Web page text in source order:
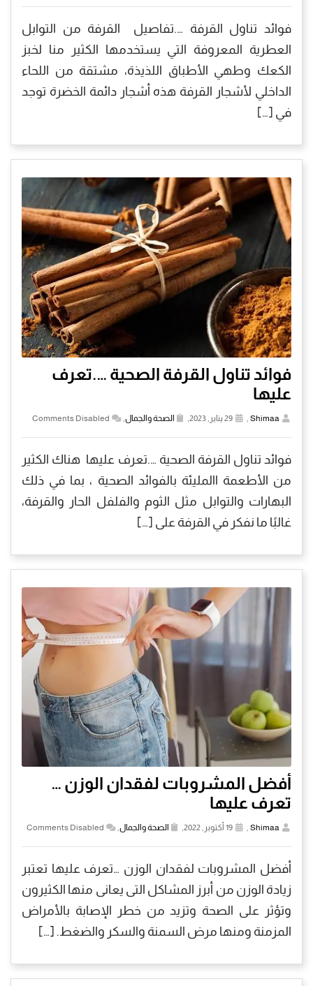
فوائد تناول القرفة ….تفاصيل القرفة من التوابل
العطرية المعروفة التي يستخدمها الكثير منا لخبز
الكعك وطهي الأطباق اللذيذة، مشتقة من اللحاء
الداخلي لأشجار القرفة هذه أشجار دائمة الخضرة توجد
في […]
فوائد تناول القرفة الصحية ….تعرف
عليها
Shimaa الصحة والجمال Comments Disabled
فوائد تناول القرفة الصحية ….تعرف عليها هناك الكثير
من الأطعمة االمليئة بالفوائد الصحية ، بما في ذلك
البهارات والتوابل مثل الثوم والفلفل الحار والقرفة،
غالبًا ما نفكر في القرفة على […]
أفضل المشروبات لفقدان الوزن …
تعرف عليها
Shimaa
, الصحة والجمال,
Comments Disabled
أفضل المشروبات لفقدان الوزن …تعرف عليها تعتبر
زيادة الوزن من أبرز المشاكل التى يعانى منها الكثيرون
وتؤثر على الصحة وتزيد من خطر الإصابة بالأمراض
المزمنة ومنها مرض السمنة والسكر والضغط. […]